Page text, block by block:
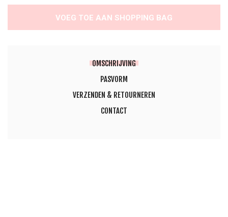
OMSCHRIJVING
PASVORM
VERZENDEN & RETOURNEREN
CONTACT
VOEG TOE AAN SHOPPING BAG